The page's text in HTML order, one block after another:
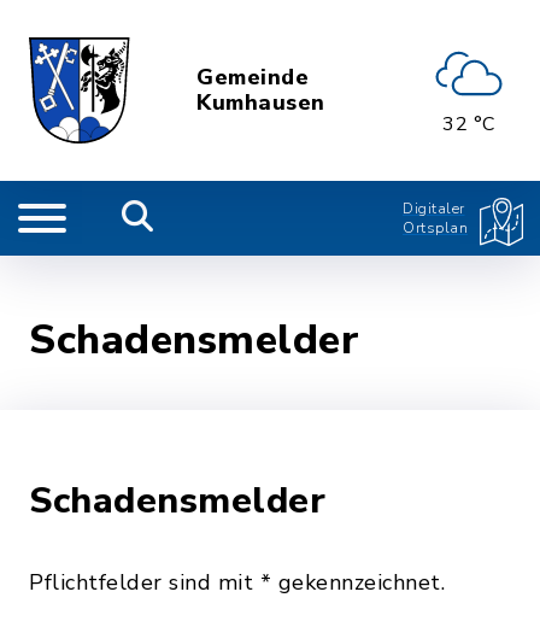
Gemeinde
Kumhausen
32 °C
Digitaler
Ortsplan
Schadensmelder
Schadensmelder
Pflichtfelder sind mit * gekennzeichnet.